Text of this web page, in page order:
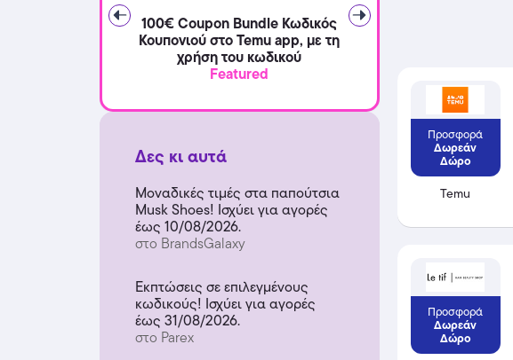
100€ Coupon Bundle Κωδικός
Κουπονιού στο Temu app, με τη
χρήση του κωδικού
Featured
Δες κι αυτά
Μοναδικές τιμές στα παπούτσια
Musk Shoes! Ισχύει για αγορές
έως 10/08/2026.
στο BrandsGalaxy
Εκπτώσεις σε επιλεγμένους
κωδικούς! Ισχύει για αγορές
έως 31/08/2026.
στο Parex
Προσφορά
Δωρεάν
Δώρο
Temu
Προσφορά
Δωρεάν
Δώρο